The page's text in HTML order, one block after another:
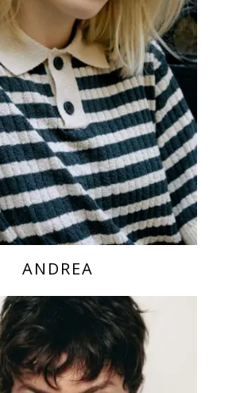
ANDREA